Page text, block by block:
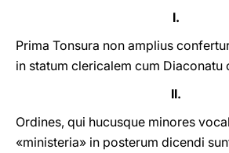
I.
Prima Tonsura non amplius
in statum clericalem cum Diaconatu
II.
Ordines, qui hucusque minores
«ministeria» in posterum dicendi